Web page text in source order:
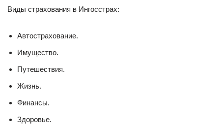
Виды страхования в Ингосстрах:
Автострахование.
Имущество.
Путешествия.
Жизнь.
Финансы.
Здоровье.